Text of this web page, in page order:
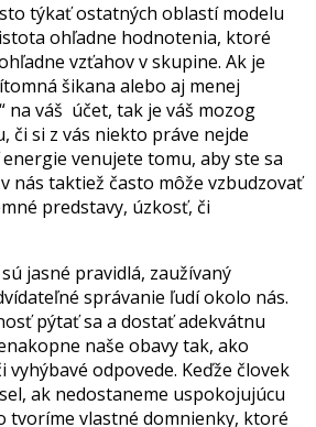
týkať ostatných oblastí modelu
ohľadne hodnotenia, ktoré
vzťahov v skupine. Ak je
šikana alebo aj menej
na váš účet, tak je váš mozog
či si z vás niekto práve nejde
venujete tomu, aby ste sa
nás taktiež často môže vzbudzovať
predstavy, úzkosť, či
jasné pravidlá, zaužívaný
správanie ľudí okolo nás.
pýtať sa a dostať adekvátnu
naše obavy tak, ako
vyhýbavé odpovede. Keďže človek
ak nedostaneme uspokojujúcu
tvoríme vlastné domnienky, ktoré